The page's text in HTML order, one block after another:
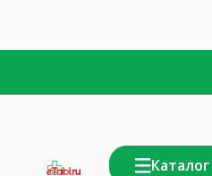
Каталог